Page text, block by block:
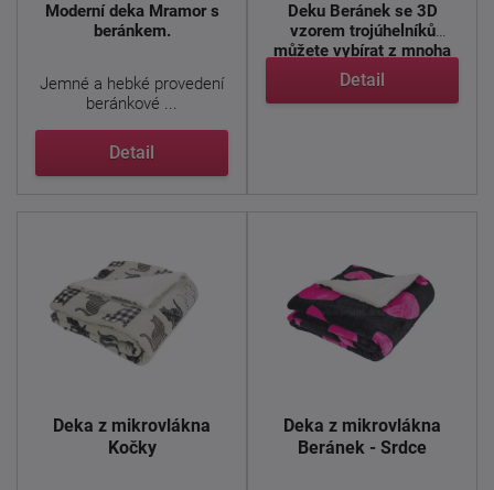
Moderní deka Mramor s
beránkem.
Jemné a hebké provedení
beránkové ...
Detail
Deku Beránek se 3D
vzorem trojúhelníků
můžete vybírat z mnoha
krásně ...
Detail
Deka z mikrovlákna
Kočky
Deka z mikrovlákna
Beránek - Srdce